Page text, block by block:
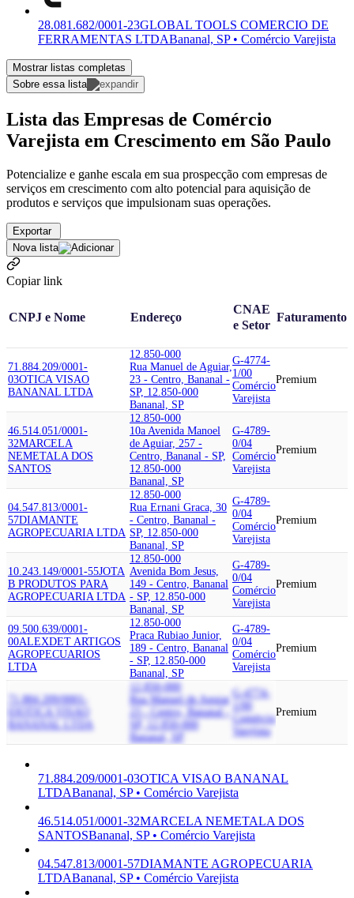
28.081.682/0001-23GLOBAL TOOLS COMERCIO DE
FERRAMENTAS LTDABananal, SP • Comércio Varejista
Mostrar listas completas
Sobre essa lista
Lista das Empresas de Comércio
Varejista em Crescimento em São Paulo
Potencialize e ganhe escala em sua prospecção com empresas de
serviços em crescimento com alto potencial para aquisição de
produtos e serviços que impulsionam suas operações.
Exportar
Nova lista
Copiar link
CNPJ e Nome Endereço
CNAE
e Setor
Faturamento
71.884.209/0001-
03OTICA VISAO
BANANAL LTDA
12.850-000
Rua Manuel de Aguiar,
23 - Centro, Bananal -
SP, 12.850-000
Bananal, SP
G-4774-
1/00
Comércio
Varejista
Premium
46.514.051/0001-
32MARCELA
NEMETALA DOS
SANTOS
12.850-000
10a Avenida Manoel
de Aguiar, 257 -
Centro, Bananal - SP,
12.850-000
Bananal, SP
G-4789-
0/04
Comércio
Varejista
Premium
04.547.813/0001-
57DIAMANTE
AGROPECUARIA LTDA
12.850-000
Rua Ernani Graca, 30
- Centro, Bananal -
SP, 12.850-000
Bananal, SP
G-4789-
0/04
Comércio
Varejista
Premium
10.243.149/0001-55JOTA
B PRODUTOS PARA
AGROPECUARIA LTDA
12.850-000
Avenida Bom Jesus,
149 - Centro, Bananal
- SP, 12.850-000
Bananal, SP
G-4789-
0/04
Comércio
Varejista
Premium
09.500.639/0001-
00ALEXDET ARTIGOS
AGROPECUARIOS
LTDA
12.850-000
Praca Rubiao Junior,
189 - Centro, Bananal
- SP, 12.850-000
Bananal, SP
G-4789-
0/04
Comércio
Varejista
Premium
71.884.209/0001-
OTICA VISAO
BANANAL LTDA
12.850-000
Rua Manuel de Aguiar,
23 - Centro, Bananal -
SP, 12.850-000
Bananal, SP
G-4774-
1/00
Comércio
Varejista
Premium
71.884.209/0001-03OTICA VISAO BANANAL
LTDABananal, SP • Comércio Varejista
46.514.051/0001-32MARCELA NEMETALA DOS
SANTOSBananal, SP • Comércio Varejista
04.547.813/0001-57DIAMANTE AGROPECUARIA
LTDABananal, SP • Comércio Varejista